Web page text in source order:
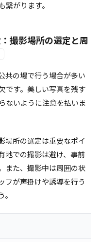
がります。
撮影場所の選定と周
共の場で行う場合が多い
です。美しい写真を残す
ないように注意を払いま
場所の選定は重要なポイ
地での撮影は避け、事前
また、撮影中は周囲の状
フが声掛けや誘導を行う